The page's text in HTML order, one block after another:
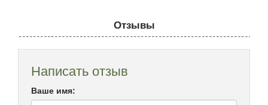
Отзывы
Написать отзыв
Ваше имя: